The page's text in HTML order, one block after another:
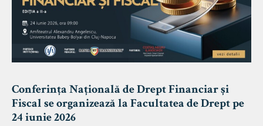
Conferința Națională de Drept Financiar și
Fiscal se organizează la Facultatea de Drept pe
24 iunie 2026